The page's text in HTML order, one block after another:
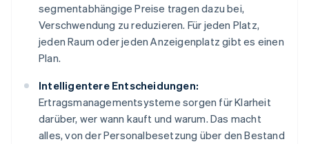
segmentabhängige Preise tragen dazu bei,
Verschwendung zu reduzieren. Für jeden Platz,
jeden Raum oder jeden Anzeigenplatz gibt es einen
Plan.
Intelligentere Entscheidungen:
Ertragsmanagementsysteme sorgen für Klarheit
darüber, wer wann kauft und warum. Das macht
alles, von der Personalbesetzung über den Bestand